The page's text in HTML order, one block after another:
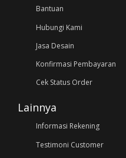
Bantuan
Hubungi Kami
Jasa Desain
Konfirmasi Pembayaran
Cek Status Order
Lainnya
Informasi Rekening
Testimoni Customer